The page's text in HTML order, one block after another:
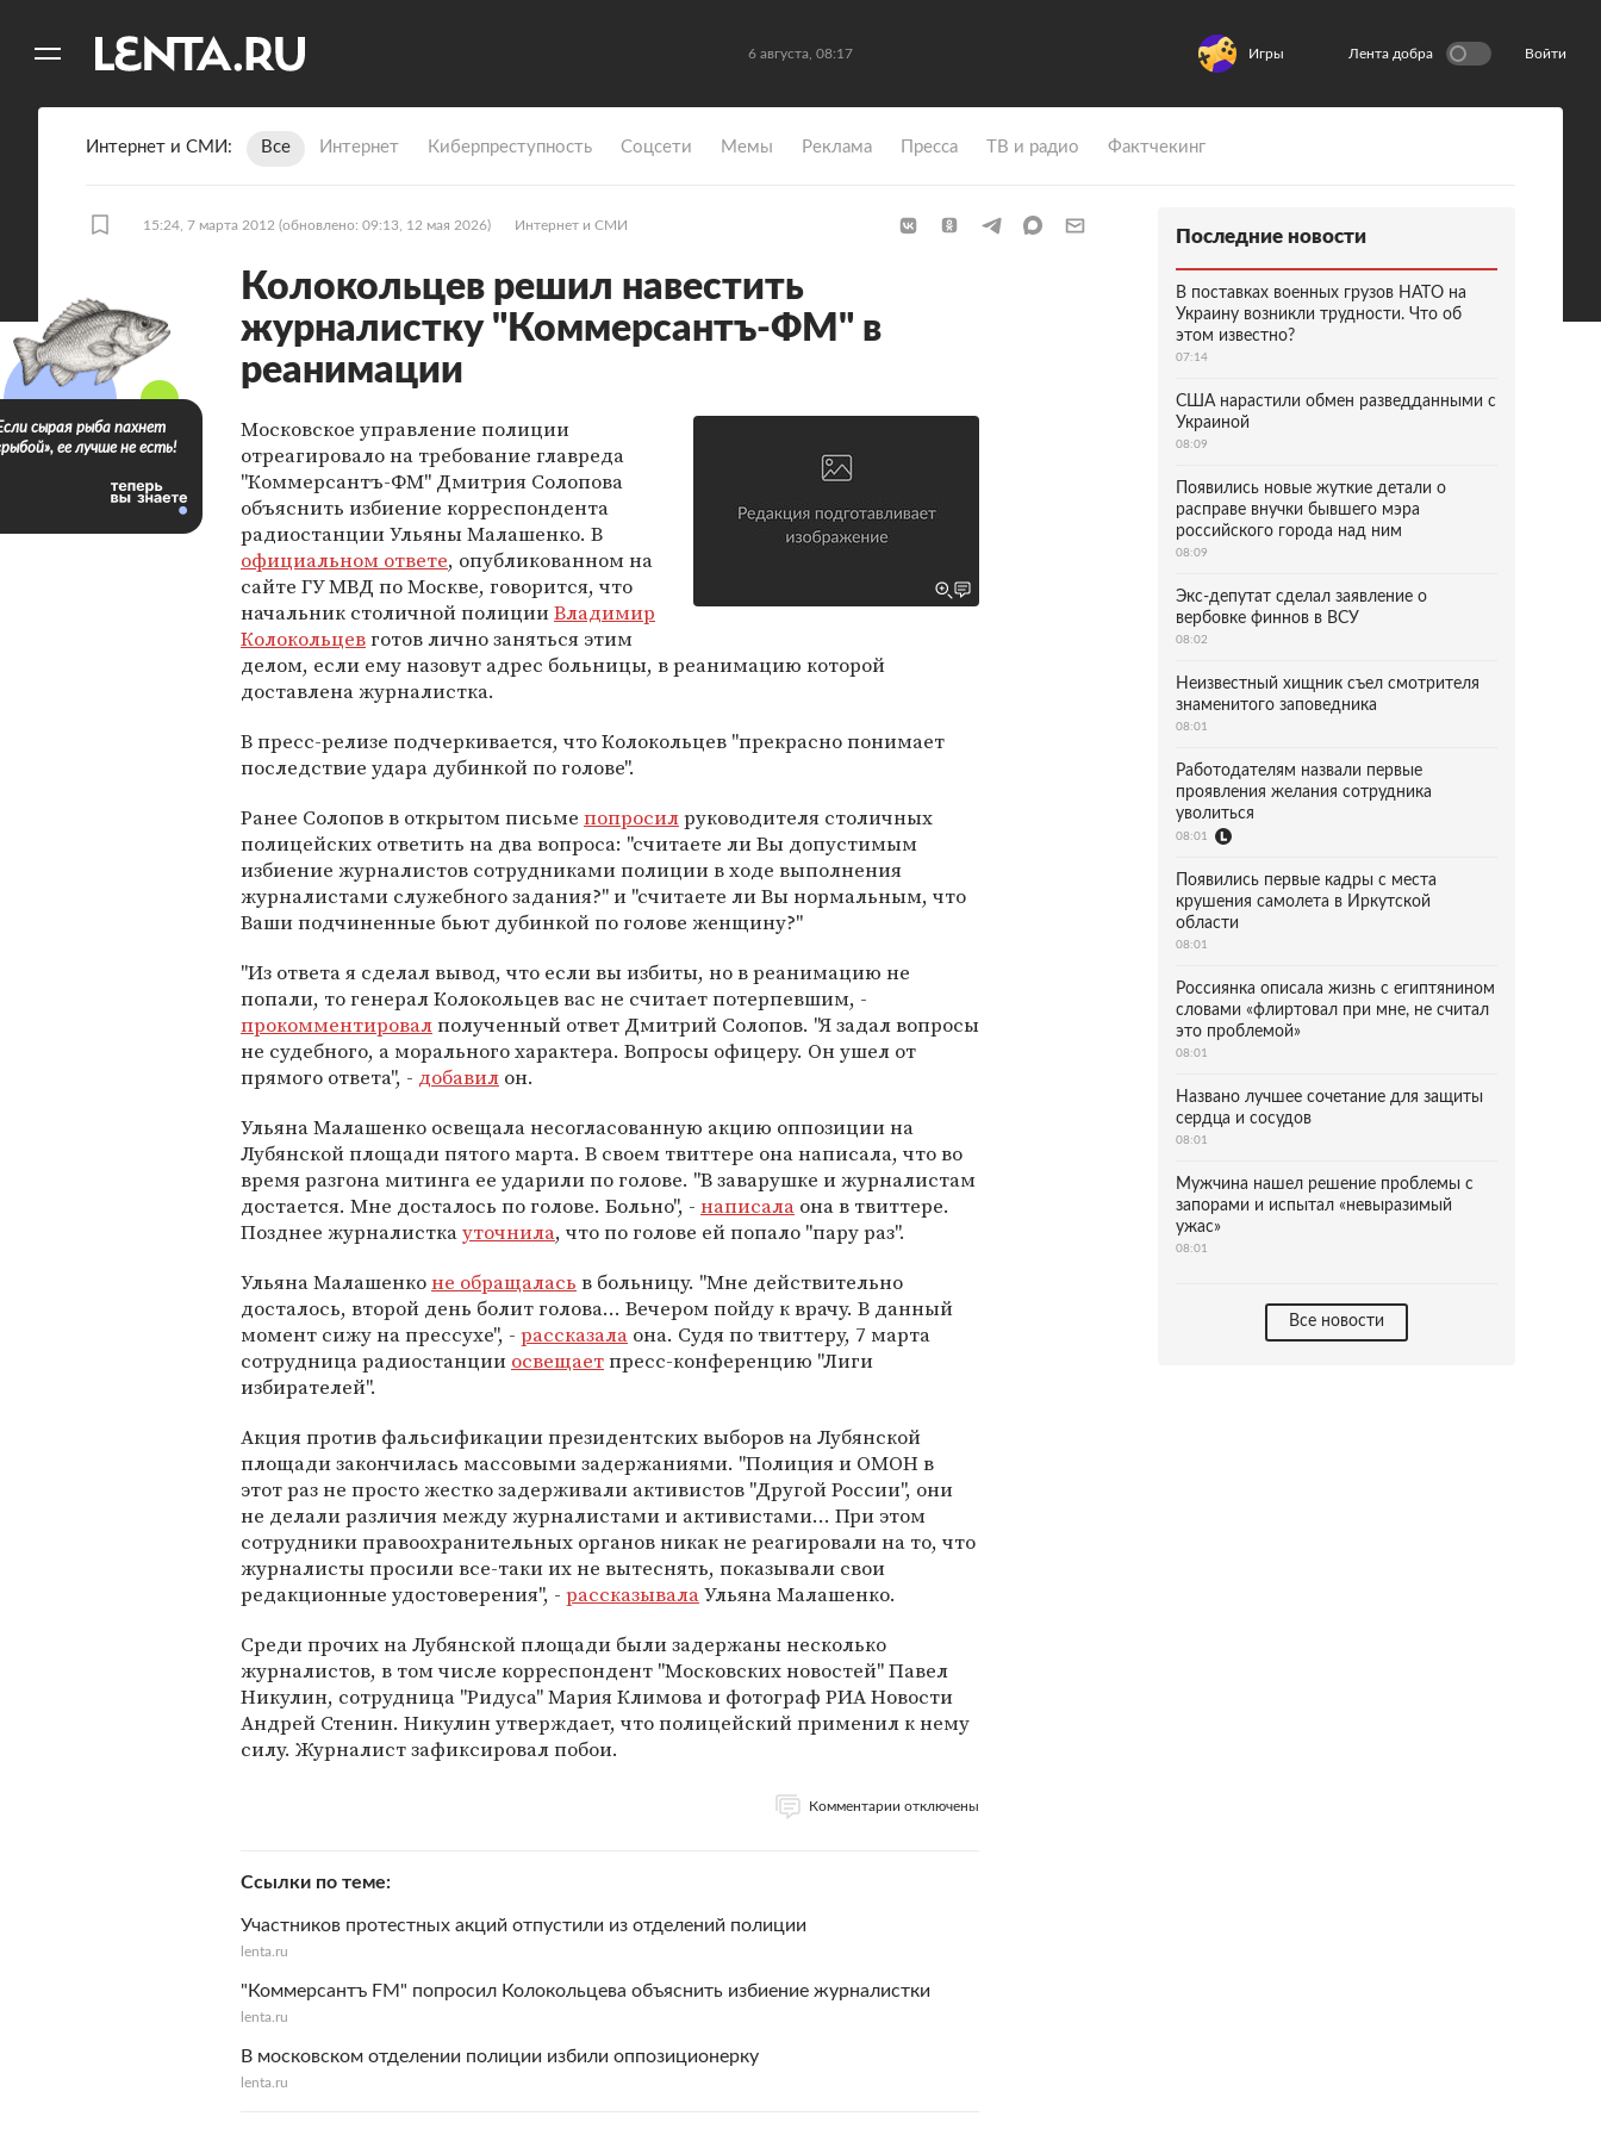
6 августа, 08:17 Игры Лента добра Войти
Интернет и СМИ Все Интернет Киберпреступность Coцсети Мемы Реклама Пресса ТВ и радио Фактчекинг
15:24, 7 марта 2012 (обновлено: 09:13, 12 мая 2026) Интернет и СМИ
Колокольцев решил навестить
журналистку "Коммерсантъ-ФМ" в
реанимации
Московское управление полиции
отреагировало на требование главреда
"Коммерсантъ-ФМ" Дмитрия Солопова
объяснить избиение корреспондента
радиостанции Ульяны Малашенко. В
официальном ответе, опубликованном на
сайте ГУ МВД по Москве, говорится, что
начальник столичной полицииВладимир
Колокольцевготов лично заняться этим
делом, если ему назовут адрес больницы, в реанимацию которой
доставлена журналистка.
В пресс-релизе подчеркивается, что Колокольцев "прекрасно понимает
последствие удара дубинкой по голове".
Ранее Солопов в открытом письме попросилруководителя столичных
полицейских ответить на два вопроса: "считаете ли Вы допустимым
избиение журналистов сотрудниками полиции в ходе выполнения
журналистами служебного задания?" и "считаете ли Вы нормальным, что
Ваши подчиненные бьют дубинкой по голове женщину?"
"Из ответа я сделал вывод, что если вы избиты, но в реанимацию не
попали, то генерал Колокольцев вас не считает потерпевшим, -
прокомментировалполученный ответ Дмитрий Солопов. "Я задал вопросы
не судебного, а морального характера. Вопросы офицеру. Он ушел от
прямого ответа", - добавил он.
Ульяна Малашенко освещала несогласованную акцию оппозиции на
Лубянской площади пятого марта. В своем твиттере она написала, что во
время разгона митинга ее ударили по голове. "В заварушке и журналистам
достается. Мне досталось по голове. Больно", - написала она в твиттере.
Позднее журналисткауточнила, что по голове ей попало "пару раз".
Ульяна Малашенконе обращалась в больницу. "Мне действительно
досталось, второй день болит голова... Вечером пойду к врачу. В данный
момент сижу на прессухе", - рассказала она. Судя по твиттеру, 7 марта
сотрудница радиостанции освещаетпресс-конференцию "Лиги
избирателей".
Акция против фальсификации президентских выборов на Лубянской
площади закончилась массовыми задержаниями. "Полиция и ОМОН в
этот раз не просто жестко задерживали активистов "Другой России", они
не делали различия между журналистами и активистами... При этом
сотрудники правоохранительных органов никак не реагировали на то, что
журналисты просили все-таки их не вытеснять, показывали свои
редакционные удостоверения", - рассказывалаУльяна Малашенко.
Среди прочих на Лубянской площади были задержаны несколько
журналистов, в том числе корреспондент "Московских новостей" Павел
Никулин, сотрудница "Ридуса" Мария Климова и фотограф РИА Новости
Андрей Стенин. Никулин утверждает, что полицейский применил к нему
силу. Журналист зафиксировал побои.
Комментарии отключены
Ссылки по теме
Участников протестных акций отпустили из отделений полиции
lenta.ru
"Коммерсантъ FM" попросил Колокольцева объяснить избиение журналистки
lenta.ru
В московском отделении полиции избили оппозиционерку
lenta.ru
сырая рыба пахнет
ее лучше не есть!
Последние новости
В поставках военных грузов НАТО на
Украину возникли трудности. Что об
этом известно?
07:14
США нарастили обмен разведданными с
Украиной
08:09
Появились новые жуткие детали о
расправе внучки бывшего мэра
российского города над ним
08:09
Экс-депутат сделал заявление о
вербовке финнов в ВСУ
08:02
Неизвестный хищник съел смотрителя
знаменитого заповедника
08:01
Работодателям назвали первые
проявления желания сотрудника
уволиться
08:01
Появились первые кадры с места
крушения самолета в Иркутской
области
08:01
Россиянка описала жизнь с египтянином
словами «флиртовал при мне, не считал
это проблемой»
08:01
Названо лучшее сочетание для защиты
сердца и сосудов
08:01
Мужчина нашел решение проблемы с
запорами и испытал «невыразимый
ужас»
08:01
Все новости